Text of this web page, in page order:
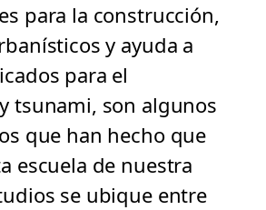
para la construcción,
y ayuda a
para el
tsunami, son algunos
que han hecho que
escuela de nuestra
se ubique entre